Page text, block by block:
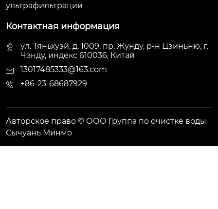
ультрафильтрации
Контактная информация
ул. Тяньхуэй, д. 1009, пр. Жунду, р-н Цзиньню, г.
Чэнду, индекс 610036, Китай
13017485333@163.com
+86-23-68687929
Авторское право © ООО Группа по очистке воды
Сычуань Минмо